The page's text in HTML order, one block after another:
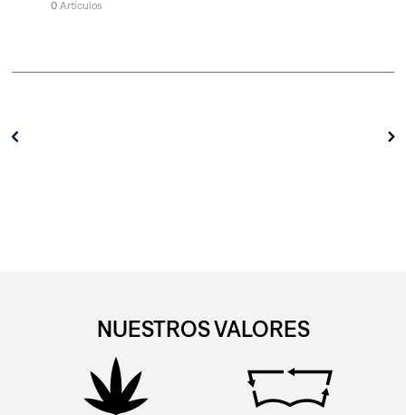
0
NUESTROS VALORES